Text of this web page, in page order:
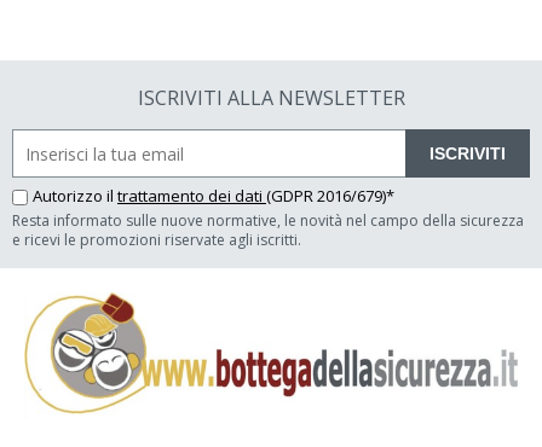
ISCRIVITI ALLA NEWSLETTER
ISCRIVITI
Autorizzo il trattamento dei dati (GDPR 2016/679)*
Resta informato sulle nuove normative, le novità nel campo della sicurezza
e ricevi le promozioni riservate agli iscritti.